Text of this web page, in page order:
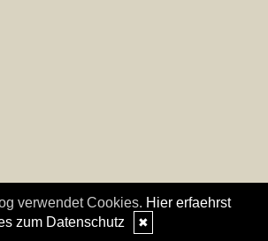
verwendet Cookies. Hier erfaehrst
zum Datenschutz
✖